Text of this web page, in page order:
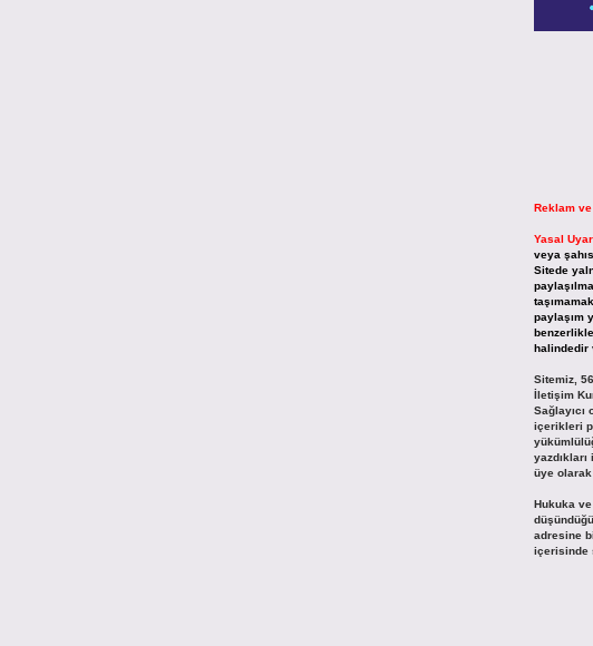
Reklam
Yasal
veya
Sitede
paylaşım
halindedir
Sitemiz,
İletişim
içerikleri
üye olarak
Hukuka
adresine
içerisinde